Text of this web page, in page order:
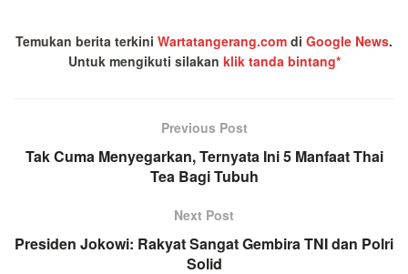
Temukan berita terkini Wartatangerang.com di Google News.
Untuk mengikuti silakan klik tanda bintang*
Previous Post
Tak Cuma Menyegarkan, Ternyata Ini 5 Manfaat Thai
Tea Bagi Tubuh
Next Post
Presiden Jokowi: Rakyat Sangat Gembira TNI dan Polri
Solid